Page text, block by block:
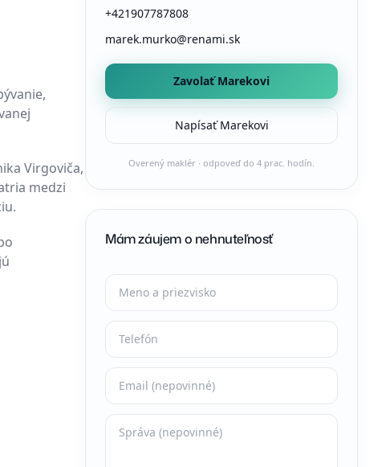
Virgoviča,
medzi
+421907787808
marek.murko@renami.sk
Zavolať Marekovi
Napísať Marekovi
Overený maklér · odpoveď do 4 prac. hodín.
Mám záujem o nehnuteľnosť